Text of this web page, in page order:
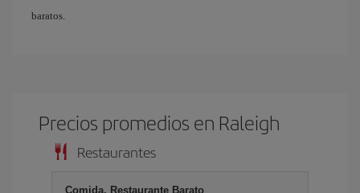
baratos.
Precios promedios en Raleigh
Restaurantes
Comida, Restaurante Barato